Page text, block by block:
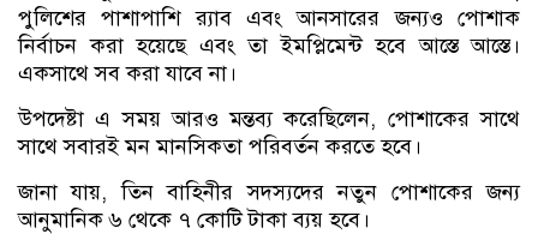
পুলিশের পাশাপাশি র‍্যাব এবং আনসারের জন্যও পোশাক
নির্বাচন করা হয়েছে এবং তা ইমপ্লিমেন্ট হবে আস্তে আস্তে।
একসাথে সব করা যাবে না।
উপদেষ্টা এ সময় আরও মন্তব্য করেছিলেন, পোশাকের সাথে
সাথে সবারই মন মানসিকতা পরিবর্তন করতে হবে।
জানা যায়, তিন বাহিনীর সদস্যদের নতুন পোশাকের জন্য
আনুমানিক ৬ থেকে ৭ কোটি টাকা ব্যয় হবে।